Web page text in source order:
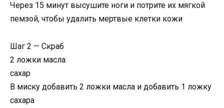
Через 15 минут высушите ноги и потрите их мягкой
пемзой, чтобы удалить мертвые клетки кожи
Шаг 2 — Скраб
2 ложки масла
сахар
В миску добавить 2 ложки масла и добавить 1 ложку
сахара